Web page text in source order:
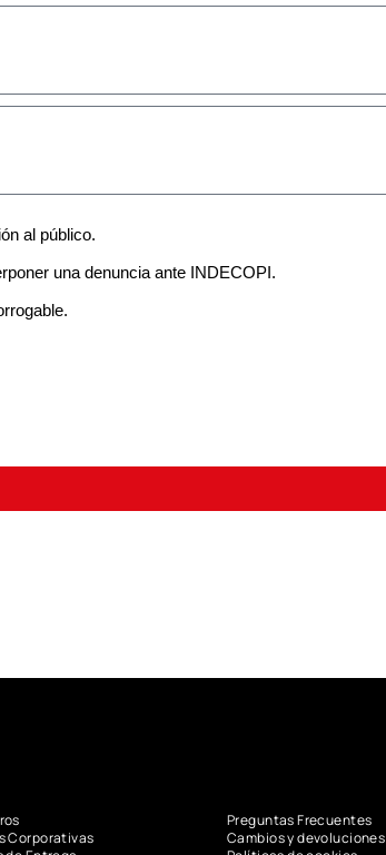
al público.
una denuncia ante INDECOPI.
Corporativas
Preguntas Frecuentes
Cambios y devoluciones